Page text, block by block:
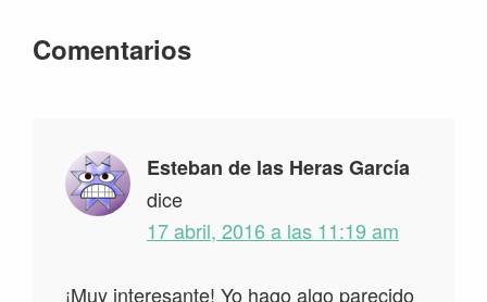
Interacciones
lectores
Comentarios
Esteban de las Heras García
dice
17 abril, 2016 a las 11:19 am
¡Muy interesante! Yo hago algo parecido